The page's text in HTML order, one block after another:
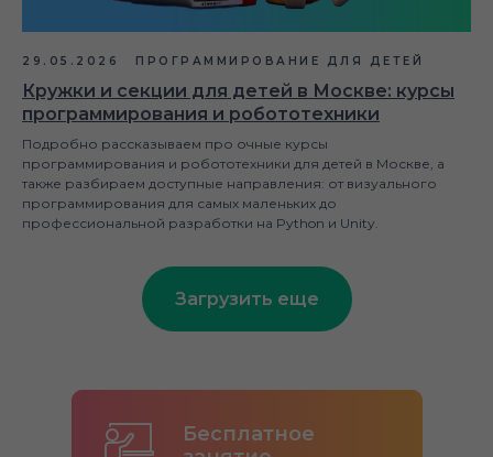
29.05.2026 ПРОГРАММИРОВАНИЕ ДЛЯ ДЕТЕЙ
Кружки и секции для детей в Москве: курсы
программирования и робототехники
Подробно рассказываем про очные курсы
программирования и робототехники для детей в Москве, а
также разбираем доступные направления: от визуального
программирования для самых маленьких до
профессиональной разработки на Python и Unity.
Загрузить еще
Бесплатное